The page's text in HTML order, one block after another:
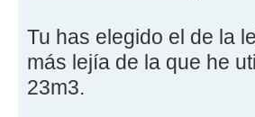
Tu has elegido el de la
más lejía de la que he
23m3.